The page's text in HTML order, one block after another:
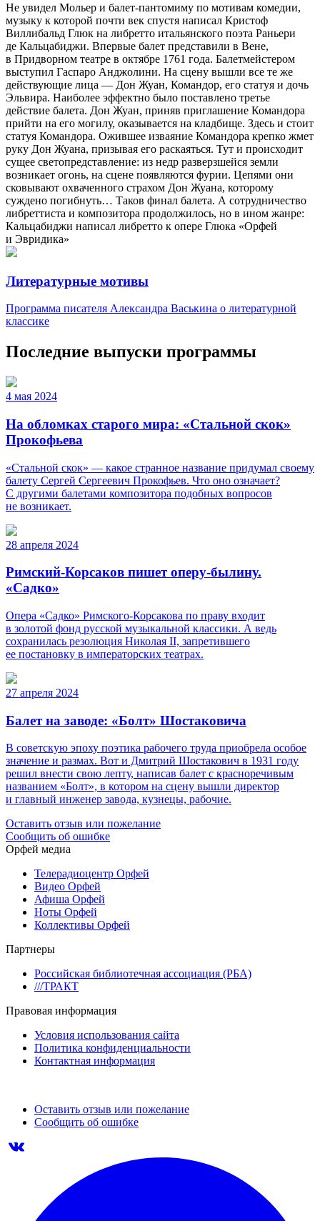
Не увидел Мольер и балет-пантомиму по мотивам комедии,
музыку к которой почти век спустя написал Кристоф
Виллибальд Глюк на либретто итальянского поэта Раньери
де Кальцабиджи. Впервые балет представили в Вене,
в Придворном театре в октябре 1761 года. Балетмейстером
выступил Гаспаро Анджолини. На сцену вышли все те же
действующие лица — Дон Жуан, Командор, его статуя и дочь
Эльвира. Наиболее эффектно было поставлено третье
действие балета. Дон Жуан, приняв приглашение Командора
прийти на его могилу, оказывается на кладбище. Здесь и стоит
статуя Командора. Ожившее изваяние Командора крепко жмет
руку Дон Жуана, призывая его раскаяться. Тут и происходит
сущее светопредставление: из недр разверзшейся земли
возникает огонь, на сцене появляются фурии. Цепями они
сковывают охваченного страхом Дон Жуана, которому
суждено погибнуть… Таков финал балета. А сотрудничество
либреттиста и композитора продолжилось, но в ином жанре:
Кальцабиджи написал либретто к опере Глюка «Орфей
и Эвридика»
Литературные мотивы
Программа писателя Александра Васькина о литературной
классике
Последние выпуски программы
4 мая 2024
На обломках старого мира: «Стальной скок»
Прокофьева
«Стальной скок» — какое странное название придумал своему
балету Сергей Сергеевич Прокофьев. Что оно означает?
С другими балетами композитора подобных вопросов
не возникает.
28 апреля 2024
Римский-Корсаков пишет оперу-былину.
«Садко»
Опера «Садко» Римского-Корсакова по праву входит
в золотой фонд русской музыкальной классики. А ведь
сохранилась резолюция Николая II, запретившего
ее постановку в императорских театрах.
27 апреля 2024
Балет на заводе: «Болт» Шостаковича
В советскую эпоху поэтика рабочего труда приобрела особое
значение и размах. Вот и Дмитрий Шостакович в 1931 году
решил внести свою лепту, написав балет с красноречивым
названием «Болт», в котором на сцену вышли директор
и главный инженер завода, кузнецы, рабочие.
Оставить отзыв или пожелание
Сообщить об ошибке
Орфей медиа
Телерадиоцентр Орфей
Видео Орфей
Афиша Орфей
Ноты Орфей
Коллективы Орфей
Партнеры
Российская библиотечная ассоциация (РБА)
///ТРАКТ
Правовая информация
Условия использования сайта
Политика конфиденциальности
Контактная информация
Оставить отзыв или пожелание
Сообщить об ошибке